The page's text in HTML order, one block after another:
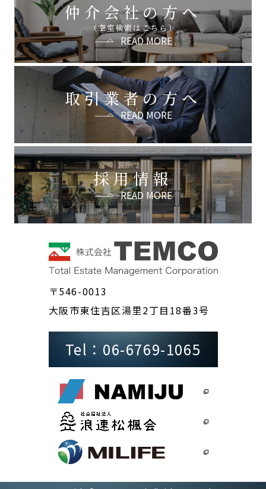
仲介会社の方へ
（空室検索はこちら）
READ MORE
取引業者の方へ
READ MORE
採用情報
READ MORE
〒546-0013
大阪市東住吉区湯里2丁目18番3号
Tel：06-6769-1065